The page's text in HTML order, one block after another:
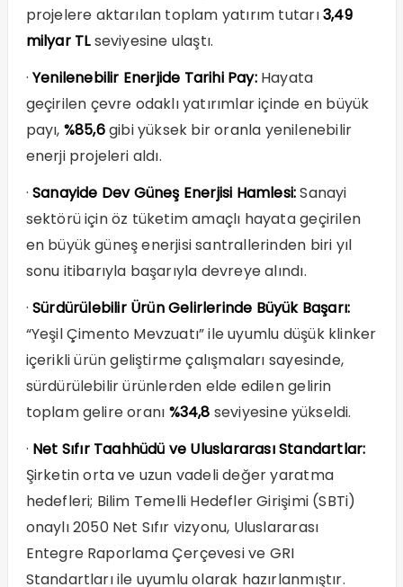
projelere aktarılan toplam yatırım tutarı3,49
milyar TLseviyesine ulaştı.
· Yenilenebilir Enerjide Tarihi Pay:Hayata
geçirilen çevre odaklı yatırımlar içinde en büyük
payı, %85,6gibi yüksek bir oranla yenilenebilir
enerji projeleri aldı.
· Sanayide Dev Güneş Enerjisi Hamlesi:Sanayi
sektörü için öz tüketim amaçlı hayata geçirilen
en büyük güneş enerjisi santrallerinden biri yıl
sonu itibarıyla başarıyla devreye alındı.
· Sürdürülebilir Ürün Gelirlerinde Büyük Başarı:
“Yeşil Çimento Mevzuatı” ile uyumlu düşük klinker
içerikli ürün geliştirme çalışmaları sayesinde,
sürdürülebilir ürünlerden elde edilen gelirin
toplam gelire oranı %34,8 seviyesine yükseldi.
· Net Sıfır Taahhüdü ve Uluslararası Standartlar:
Şirketin orta ve uzun vadeli değer yaratma
hedefleri; Bilim Temelli Hedefler Girişimi (SBTi)
onaylı 2050 Net Sıfır vizyonu, Uluslararası
Entegre Raporlama Çerçevesi ve GRI
Standartları ile uyumlu olarak hazırlanmıştır.